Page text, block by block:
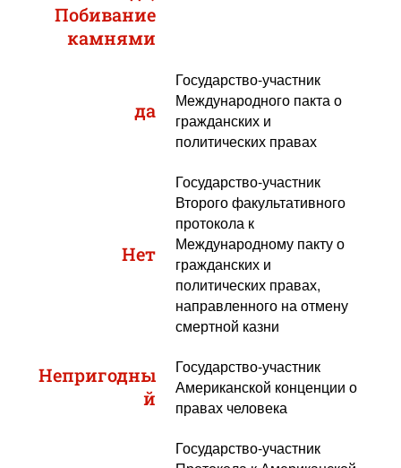
Побивание
камнями
да
Государство-участник
Международного пакта о
гражданских и
политических правах
Нет
Государство-участник
Второго факультативного
протокола к
Международному пакту о
гражданских и
политических правах,
направленного на отмену
смертной казни
Непригодны
й
Государство-участник
Американской конценции о
правах человека
Государство-участник